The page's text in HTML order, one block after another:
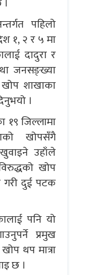
पहिलो
१, २ र ५ मा
दादुरा र
जनसङ्ख्या
खोप शाखाका
।
१९ जिल्लामा
खोपसँगै
उहाँले
खोप
गरी दुई पटक
पनि यो
प्रमुख
थप मात्रा
छ ।